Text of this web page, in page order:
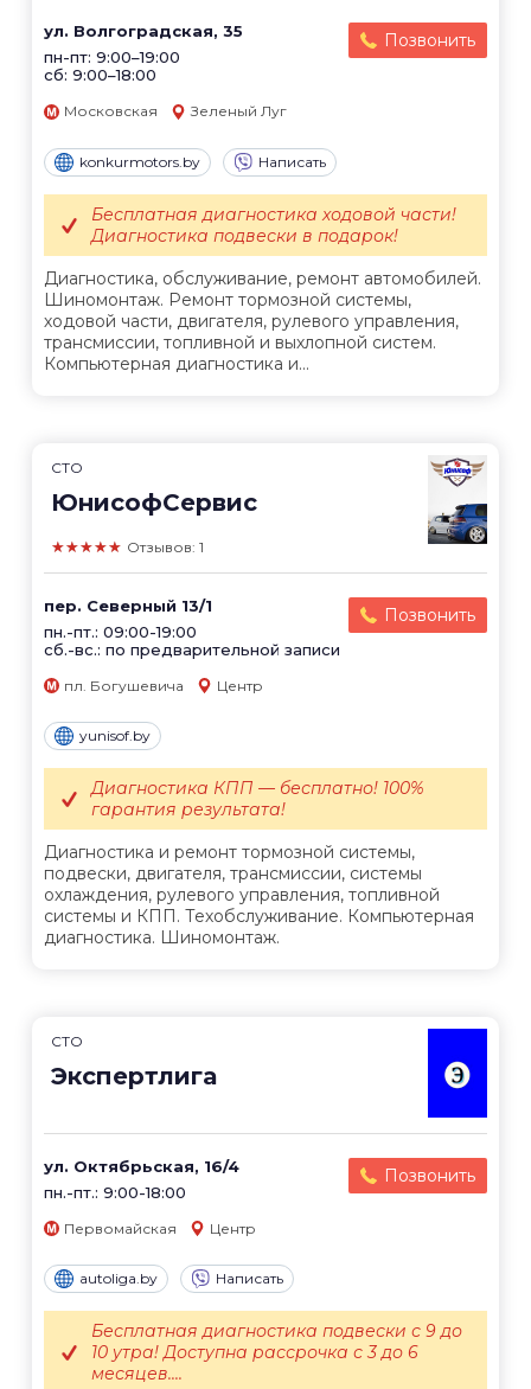
ул. Волгоградская, 35
пн-пт: 9:00–19:00
сб: 9:00–18:00
Позвонить
Московская Зеленый Луг
konkurmotors.by Написать
Диагностика, обслуживание, ремонт автомобилей.
Шиномонтаж. Ремонт тормозной системы,
ходовой части, двигателя, рулевого управления,
трансмиссии, топливной и выхлопной систем.
Компьютерная диагностика и...
Бесплатная диагностика ходовой части!
Диагностика подвески в подарок!
СТО
ЮнисофСервис
★★★★★ Отзывов: 1
пер. Северный 13/1
пн.-пт.: 09:00-19:00
сб.-вс.: по предварительной записи
Позвонить
пл. Богушевича Центр
yunisof.by
Диагностика и ремонт тормозной системы,
подвески, двигателя, трансмиссии, системы
охлаждения, рулевого управления, топливной
системы и КПП. Техобслуживание. Компьютерная
диагностика. Шиномонтаж.
Диагностика КПП — бесплатно! 100%
гарантия результата!
СТО
Экспертлига
ул. Октябрьская, 16/4
пн.-пт.: 9:00-18:00
Позвонить
Первомайская Центр
autoliga.by Написать
Бесплатная диагностика подвески с 9 до
10 утра! Доступна рассрочка с 3 до 6
месяцев....